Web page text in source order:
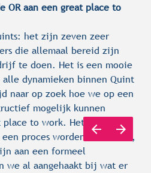
OR aan een great place to
het zijn zeven zeer
die allemaal bereid zijn
te doen. Het is een mooie
dynamieken binnen Quint
naar op zoek hoe we op een
mogelijk kunnen
to work. Het mooie is
proces worden betrokken,
aan een formeel
we al aangehaakt bij wat er